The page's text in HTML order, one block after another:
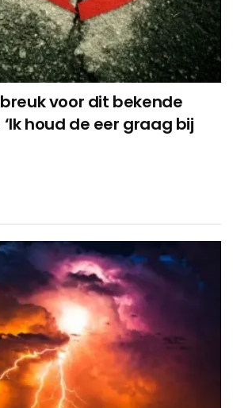
voor dit bekende
houd de eer graag bij